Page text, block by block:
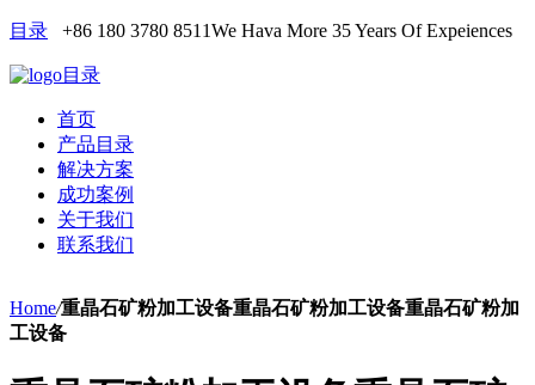
目录 +86 180 3780 8511We Hava More 35 Years Of Expeiences
目录
首页
产品目录
解决方案
成功案例
关于我们
联系我们
Home/重晶石矿粉加工设备重晶石矿粉加工设备重晶石矿粉加
工设备